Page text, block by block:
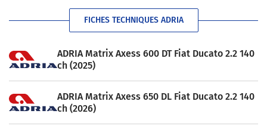
FICHES TECHNIQUES ADRIA
ADRIA Matrix Axess 600 DT Fiat Ducato 2.2 140
ch (2025)
ADRIA Matrix Axess 650 DL Fiat Ducato 2.2 140
ch (2026)